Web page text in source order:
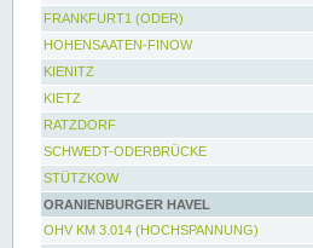
FRANKFURT1 (ODER)
HOHENSAATEN-FINOW
KIENITZ
KIETZ
RATZDORF
SCHWEDT-ODERBRÜCKE
STÜTZKOW
ORANIENBURGER HAVEL
OHV KM 3.014 (HOCHSPANNUNG)